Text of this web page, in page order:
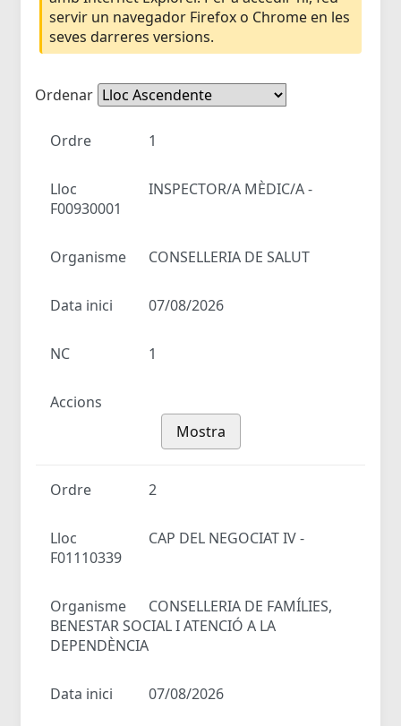
servir un navegador Firefox o Chrome en les
seves darreres versions.
Ordenar
Ordre 1
Lloc
INSPECTOR/A MÈDIC/A -
F00930001
Organisme CONSELLERIA DE SALUT
Data inici 07/08/2026
NC 1
Accions
Mostra
Ordre 2
Lloc
CAP DEL NEGOCIAT IV -
F01110339
Organisme
CONSELLERIA DE FAMÍLIES,
BENESTAR SOCIAL I ATENCIÓ A LA
DEPENDÈNCIA
Data inici 07/08/2026